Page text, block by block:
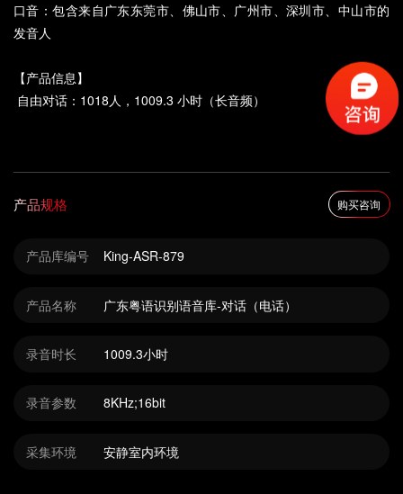
口音：包含来自广东东莞市、佛山市、广州市、深圳市、中山市的
发音人
【产品信息】
自由对话：1018人，1009.3 小时（长音频）
产品规格 购买咨询
产品库编号 King-ASR-879
产品名称 广东粤语识别语音库-对话（电话）
录音时长 1009.3小时
录音参数 8KHz;16bit
采集环境 安静室内环境